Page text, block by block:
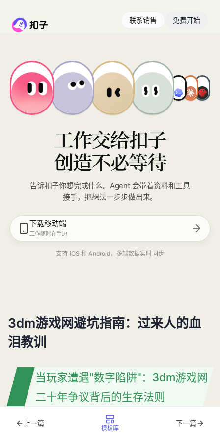
联系销售 免费开始
工作交给扣子
创造不必等待
告诉扣子你想完成什么。Agent 会带着资料和工具
接手，把想法一步步做出来。
下载移动端
工作随时在手边
支持 iOS 和 Android，多端数据实时同步
3dm游戏网避坑指南：过来人的血
泪教训
当玩家遭遇"数字陷阱"：3dm游戏网
二十年争议背后的生存法则
2025年6月，《我的世界》玩家小林在3dm游戏网下载热
上一篇
模板库
下一篇